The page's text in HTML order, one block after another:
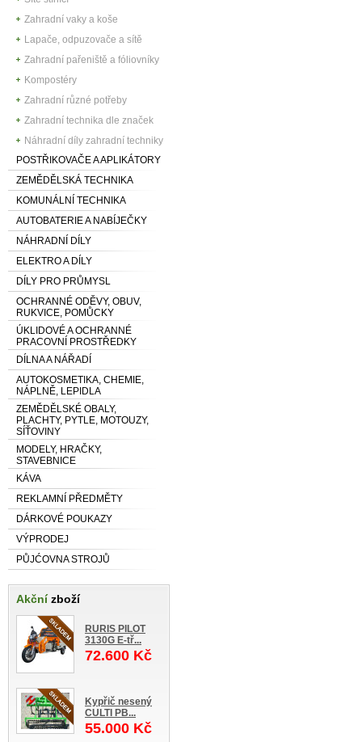
Zahradní vaky a koše
Lapače, odpuzovače a sítě
Zahradní pařeniště a fóliovníky
Kompostéry
Zahradní různé potřeby
Zahradní technika dle značek
Náhradní díly zahradní techniky
POSTŘIKOVAČE A APLIKÁTORY
ZEMĚDĚLSKÁ TECHNIKA
KOMUNÁLNÍ TECHNIKA
AUTOBATERIE A NABÍJEČKY
NÁHRADNÍ DÍLY
ELEKTRO A DÍLY
DÍLY PRO PRŮMYSL
OCHRANNÉ ODĚVY, OBUV,
RUKVICE, POMŮCKY
ÚKLIDOVÉ A OCHRANNÉ
PRACOVNÍ PROSTŘEDKY
DÍLNA A NÁŘADÍ
AUTOKOSMETIKA, CHEMIE,
NÁPLNĚ, LEPIDLA
ZEMĚDĚLSKÉ OBALY,
PLACHTY, PYTLE, MOTOUZY,
SÍŤOVINY
MODELY, HRAČKY,
STAVEBNICE
KÁVA
REKLAMNÍ PŘEDMĚTY
DÁRKOVÉ POUKAZY
VÝPRODEJ
PŮJĆOVNA STROJŮ
Akčnízboží
RURIS PILOT
3130G E-tř...
72.600 Kč
Kypřič nesený
CULTI PB...
55.000 Kč